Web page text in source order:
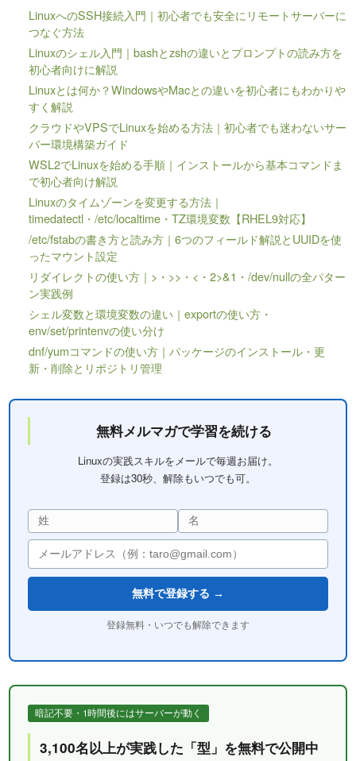
LinuxへのSSH接続入門｜初心者でも安全にリモートサーバーに
つなぐ方法
Linuxのシェル入門｜bashとzshの違いとプロンプトの読み方を
初心者向けに解説
Linuxとは何か？WindowsやMacとの違いを初心者にもわかりや
すく解説
クラウドやVPSでLinuxを始める方法｜初心者でも迷わないサー
バー環境構築ガイド
WSL2でLinuxを始める手順｜インストールから基本コマンドま
で初心者向け解説
Linuxのタイムゾーンを変更する方法｜
timedatectl・/etc/localtime・TZ環境変数【RHEL9対応】
/etc/fstabの書き方と読み方｜6つのフィールド解説とUUIDを使
ったマウント設定
リダイレクトの使い方｜>・>>・<・2>&1・/dev/nullの全パター
ン実践例
シェル変数と環境変数の違い｜exportの使い方・
env/set/printenvの使い分け
dnf/yumコマンドの使い方｜パッケージのインストール・更
新・削除とリポジトリ管理
無料メルマガで学習を続ける
Linuxの実践スキルをメールで毎週お届け。
登録は30秒、解除もいつでも可。
無料で登録する →
登録無料・いつでも解除できます
暗記不要・1時間後にはサーバーが動く
3,100名以上が実践した「型」を無料で公開中